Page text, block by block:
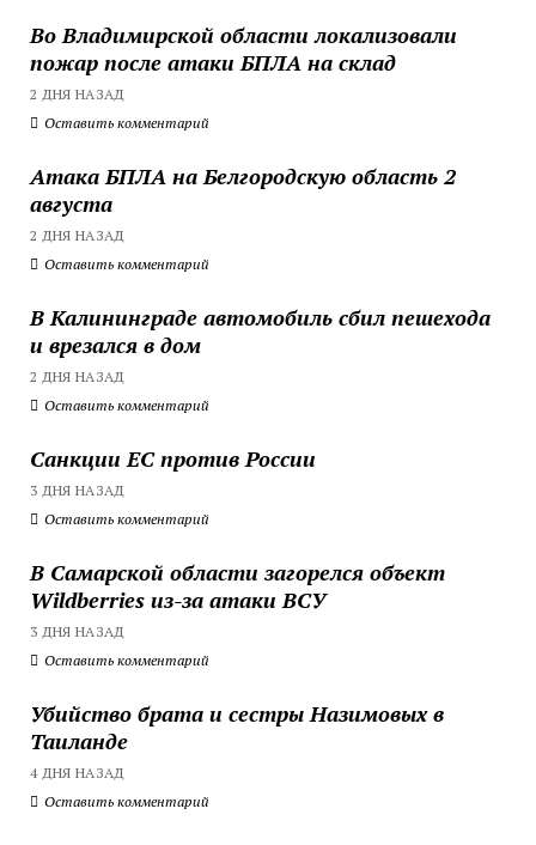
Во Владимирской области локализовали
пожар после атаки БПЛА на склад
2 ДНЯ НАЗАД
Оставить комментарий
Атака БПЛА на Белгородскую область 2
августа
2 ДНЯ НАЗАД
Оставить комментарий
В Калининграде автомобиль сбил пешехода
и врезался в дом
2 ДНЯ НАЗАД
Оставить комментарий
Санкции ЕС против России
3 ДНЯ НАЗАД
Оставить комментарий
В Самарской области загорелся объект
Wildberries из-за атаки ВСУ
3 ДНЯ НАЗАД
Оставить комментарий
Убийство брата и сестры Назимовых в
Таиланде
4 ДНЯ НАЗАД
Оставить комментарий